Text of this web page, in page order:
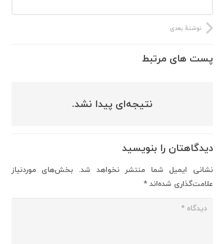
نوشتهٔ بعدی
پست های مرتبط
نتیجه‌ای پیدا نشد.
دیدگاهتان را بنویسید
نشانی ایمیل شما منتشر نخواهد شد. بخش‌های موردنیاز
علامت‌گذاری شده‌اند*